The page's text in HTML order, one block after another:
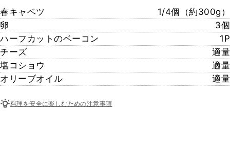
春キャベツ
1/4個（約300g）
卵
3個
ハーフカットのベーコン
1P
チーズ
適量
塩コショウ
適量
オリーブオイル
適量
料理を安全に楽しむための注意事項